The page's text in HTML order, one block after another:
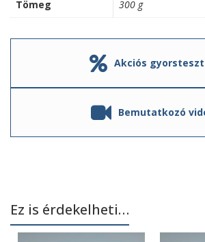
Tömeg 300 g
Akciós
Bemutatkozó
Ez is érdekelheti…